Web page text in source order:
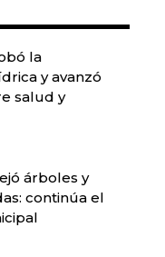
la
y avanzó
salud y
árboles y
continúa el